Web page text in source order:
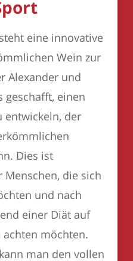
eine innovative
Wein zur
Alexander und
geschafft, einen
entwickeln, der
Dies ist
die sich
und nach
einer Diät auf
möchten.
man den vollen